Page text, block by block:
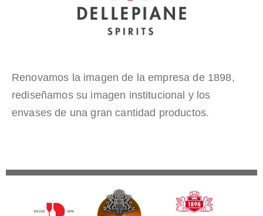
Renovamos la imagen de la empresa de 1898,
rediseñamos su imagen institucional y los
envases de una gran cantidad productos.